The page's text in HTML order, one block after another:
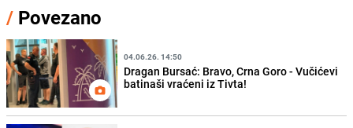
/ Povezano
04.06.26. 14:50
Dragan Bursać: Bravo, Crna Goro - Vučićevi
batinaši vraćeni iz Tivta!